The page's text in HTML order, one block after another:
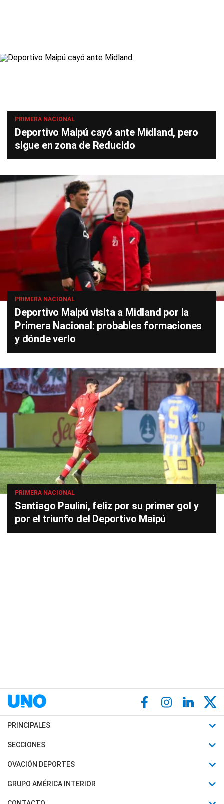
PRIMERA NACIONAL
Deportivo Maipú cayó ante Midland, pero
sigue en zona de Reducido
PRIMERA NACIONAL
Deportivo Maipú visita a Midland por la
Primera Nacional: probables formaciones
y dónde verlo
PRIMERA NACIONAL
Santiago Paulini, feliz por su primer gol y
por el triunfo del Deportivo Maipú
PRINCIPALES
Últimas Noticias
Política
SECCIONES
Horóscopo
Motores
OVACIÓN DEPORTES
Fútbol
Mundial
GRUPO AMÉRICA INTERIOR